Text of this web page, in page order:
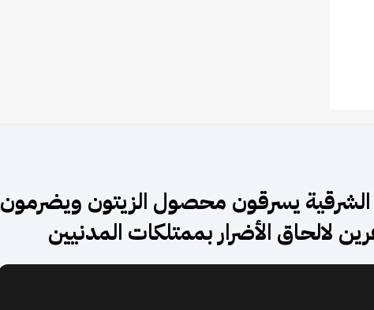
يسرقون محصول الزيتون ويضرمون
لالحاق الأضرار بممتلكات المدنيين